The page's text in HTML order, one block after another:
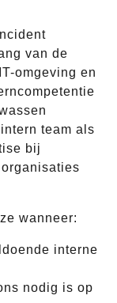
van de
omgeving en
team als
bij
wanneer:
interne
nodig is op